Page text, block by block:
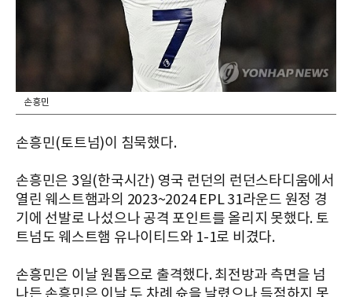
손흥민
손흥민(토트넘)이 침묵했다.
손흥민은 3일(한국시간) 영국 런던의 런던스타디움에서
열린 웨스트햄과의 2023~2024 EPL 31라운드 원정 경
기에 선발로 나섰으나 공격 포인트를 올리지 못했다. 토
트넘도 웨스트햄 유나이티드와 1-1로 비겼다.
손흥민은 이날 원톱으로 출격했다.최전방과 측면을 넘